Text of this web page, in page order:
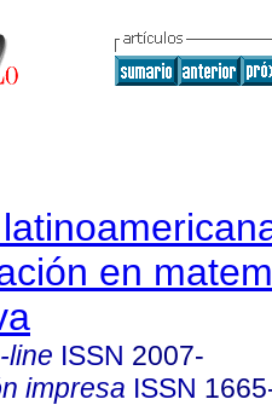
en
line ISSN 2007-
impresa ISSN